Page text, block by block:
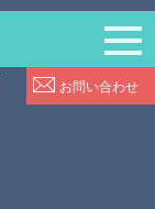
お問い合わせ